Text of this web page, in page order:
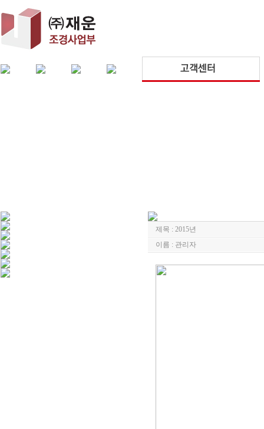
제목 : 2015년
이름 : 관리자